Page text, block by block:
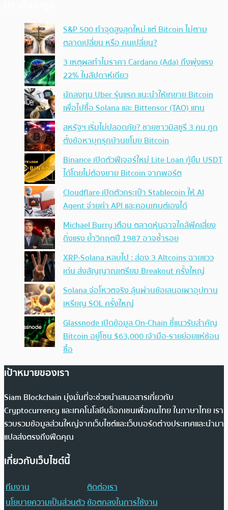
S&P 500 ทำจุดสูงสุดใหม่ แต่ Bitcoin ไม่ตาม
ตลาดเปลี่ยน หรือ คนเปลี่ยน?
3 เหตุผลทำไมราคา Cardano (Ada) ถึงพุ่งแรง
22% ในสัปดาห์เดียว
นักลงทุน Uber รุ่นแรก แนะนำให้เทขาย Bitcoin
เพื่อไปซื้อ Solana และ Bittensor (TAO) แทน
สหรัฐฯ เริ่มไม่ปลอดภัย? ชายชาวมิสซูรี 3 คน ถูก
ตั้งข้อหาบุกรุกบ้านขโมย Bitcoin
Binance เปิดตัวฟีเจอร์ใหม่ Lite Loan กู้ยืม USDT
ได้โดยไม่ต้องขาย Bitcoin จากพอร์ต
Cloudflare เปิดตัวกระเป๋า Stablecoin ให้ AI
Agent จ่ายค่า API และคอนเทนต์เองได้
Michael Burry เตือน ตลาดหุ้นอาจใกล้พีคเสี่ยง
ดิ่งแรง ย้ำวิกฤตปี 1987 อาจซ้ำรอย
XRP-Solana หลบไป : ส่อง 3 Altcoins ฉายแวว
เด่น ส่งสัญญาณเตรียม Breakout ครั้งใหญ่
Solana จ่อโหวตจริง ลุ้นผ่านข้อเสนอเผาอุปทาน
เหรียญ SOL ครั้งใหญ่
Glassnode เปิดข้อมูล On-Chain ชี้แนวรับสำคัญ
Bitcoin อยู่โซน $63,000 เจ้ามือ-รายย่อยแห่ช้อน
ซื้อ
เป้าหมายของเรา
Siam Blockchain มุ่งมั่นที่จะช่วยนำเสนอสารเกี่ยวกับ
Cryptocurrency และเทคโนโลยีบล็อกเชนเพื่อคนไทย ในภาษาไทย เรา
รวบรวมข้อมูลส่วนใหญ่จากเว็บไซต์และเว็บบอร์ดต่างประเทศและนำมา
แปลส่งตรงถึงฟีดคุณ
เกี่ยวกับเว็บไซต์นี้
ทีมงาน
ติดต่อเรา
นโยบายความเป็นส่วนตัวข้อตกลงในการใช้งาน